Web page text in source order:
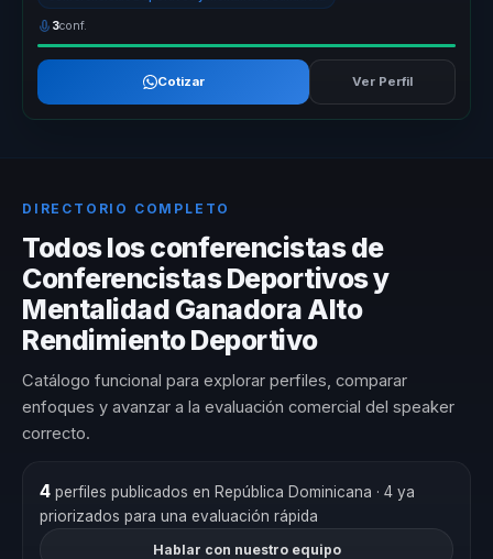
3conf.
Cotizar Ver Perfil
DIRECTORIO COMPLETO
Todos los conferencistas de
Conferencistas Deportivos y
Mentalidad Ganadora Alto
Rendimiento Deportivo
Catálogo funcional para explorar perfiles, comparar
enfoques y avanzar a la evaluación comercial del speaker
correcto.
4perfiles publicados en República Dominicana · 4 ya
priorizados para una evaluación rápida
Hablar con nuestro equipo